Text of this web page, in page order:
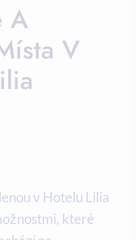
A
V
v Hotelu Lilia
které